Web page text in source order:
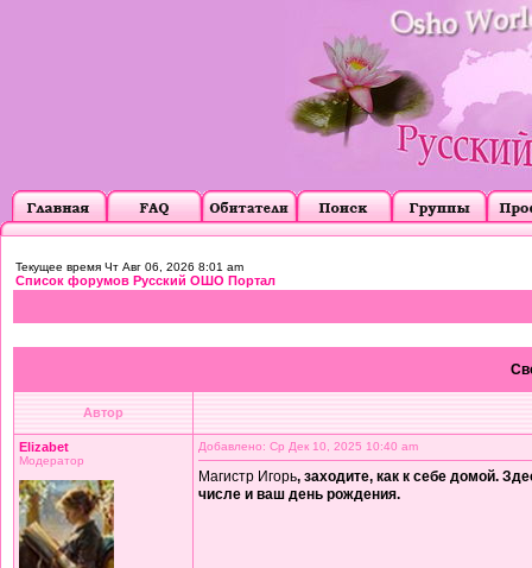
Текущее время Чт Авг 06, 2026 8:01 am
Список форумов Русский ОШО Портал
Автор
Elizabet
Модератор
Добавлено: Ср Дек 10, 2025 10:40 am
Магистр Игорь, заходите, как к себе домой.
числе и ваш день рождения.